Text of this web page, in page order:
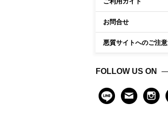
お問合せ
悪質サイトへのご注意
FOLLOW US ON